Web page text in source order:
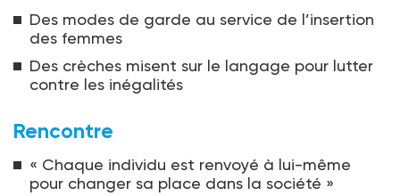
Des modes de garde au service de l’insertion
des femmes
Des crèches misent sur le langage pour lutter
contre les inégalités
Rencontre
« Chaque individu est renvoyé à lui-même
pour changer sa place dans la société »